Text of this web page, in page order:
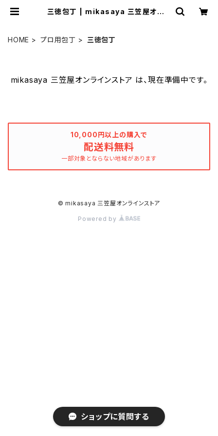
三徳包丁 | mikasaya 三笠屋オンラ
HOME プロ用包丁 三徳包丁
mikasaya 三笠屋オンラインストア は、現在準備中です。
10,000円以上の購入で
配送料無料
一部対象とならない地域があります
© mikasaya 三笠屋オンラインストア
Powered by
ショップに質問する